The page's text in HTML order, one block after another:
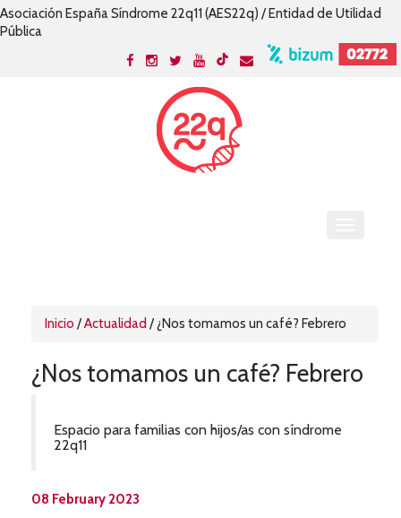
Asociación España Síndrome 22q11 (AES22q) / Entidad de Utilidad
Pública
Inicio /Actualidad /¿Nos tomamos un café? Febrero
¿Nos tomamos un café? Febrero
Espacio para familias con hijos/as con síndrome
22q11
08 February 2023